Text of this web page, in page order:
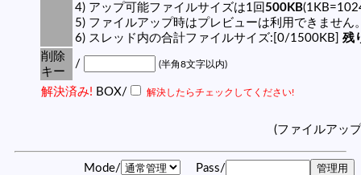
4) アップ可能ファイルサイズは1回 500KB
5) ファイルアップ時はプレビューは利用できません
6) スレッド内の合計ファイルサイズ:[0/1500KB] 残
削除
キー
/ (半角8文字以内)
解決済み! BOX/ 解決したらチェックしてください!
(ファイルアッ
Mode/ Pass/